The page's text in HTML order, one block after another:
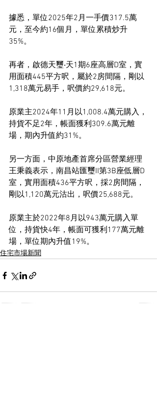
據悉，單位2025年2月一手價317.5萬
元，至今約16個月，單位累積炒升
35%。
再者，啟德天璽‧天1期6座高層D室，實
用面積445平方呎，屬於2房間隔，剛以
1,318萬元易手，呎價約29,618元。
原業主2024年11月以1,008.4萬元購入，
持貨不足2年，帳面獲利309.6萬元離
場，期內升值約31%。
另一方面，中原地產首席分區營業經理
王秉義表示，南昌站匯璽II第3B座低層D
室，實用面積436平方呎，採2房間隔，
剛以1,120萬元沽出，呎價25,688元。
原業主於2022年8月以943萬元購入單
位，持貨快4年，帳面可獲利177萬元離
場，單位期內升值19%。
住宅市場新聞